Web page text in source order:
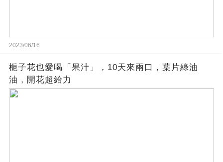
2023/06/16
梔子花也愛喝「果汁」，10天來兩口，葉片綠油
油，開花超給力